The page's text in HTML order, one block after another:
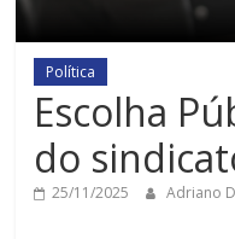
Política
Escolha
do
25/11/2025 Adriano